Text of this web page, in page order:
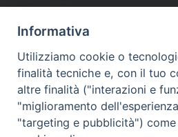
DIOCESI
Contatti:Tel.: 06.93268401
E-mail:
Orari: dal Lunedì al
Informativa
Utilizziamo cookie o
finalità tecniche e, con il tuo
altre finalità ("interazioni e
"miglioramento
"targeting e pubblicità")